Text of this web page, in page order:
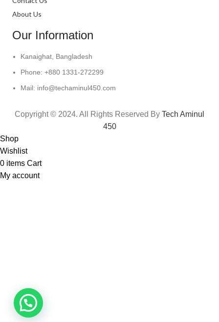
About Us
Our Information
Kanaighat, Bangladesh
Phone: +880 1331-272299
Mail: info@techaminul450.com
Copyright © 2024. All Rights Reserved By Tech Aminul
450
Shop
Wishlist
0 items Cart
My account